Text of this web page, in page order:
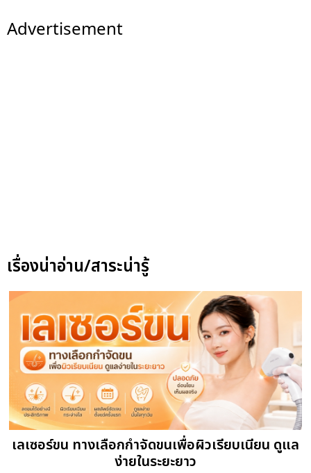
Advertisement
เรื่องน่าอ่าน/สาระน่ารู้
เลเซอร์ขน ทางเลือกกำจัดขนเพื่อผิวเรียบเนียน ดูแล
ง่ายในระยะยาว